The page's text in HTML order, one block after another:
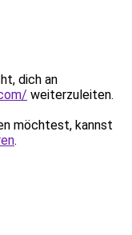
dich an
weiterzuleiten.
möchtest, kannst
.